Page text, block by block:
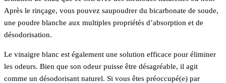
Après le rinçage, vous pouvez saupoudrer du bicarbonate de soude,
une poudre blanche aux multiples propriétés d’absorption et de
désodorisation.
Le vinaigre blanc est également une solution efficace pour éliminer
les odeurs. Bien que son odeur puisse être désagréable, il agit
comme un désodorisant naturel. Si vous êtes préoccupé(e) par